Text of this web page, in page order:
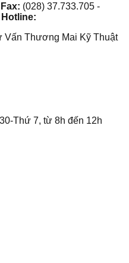
Fax: (028) 37.733.705 -
Hotline:
Vấn Thương Mai Kỹ Thuật
Thứ 7, từ 8h đến 12h